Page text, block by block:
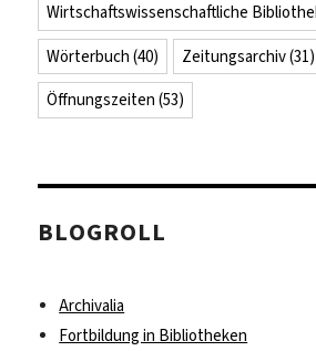
Wirtschaftswissenschaftliche
Wörterbuch (40) Zeitungsarchiv(31)
Öffnungszeiten (53)
BLOGROLL
Archivalia
Fortbildung in Bibliotheken